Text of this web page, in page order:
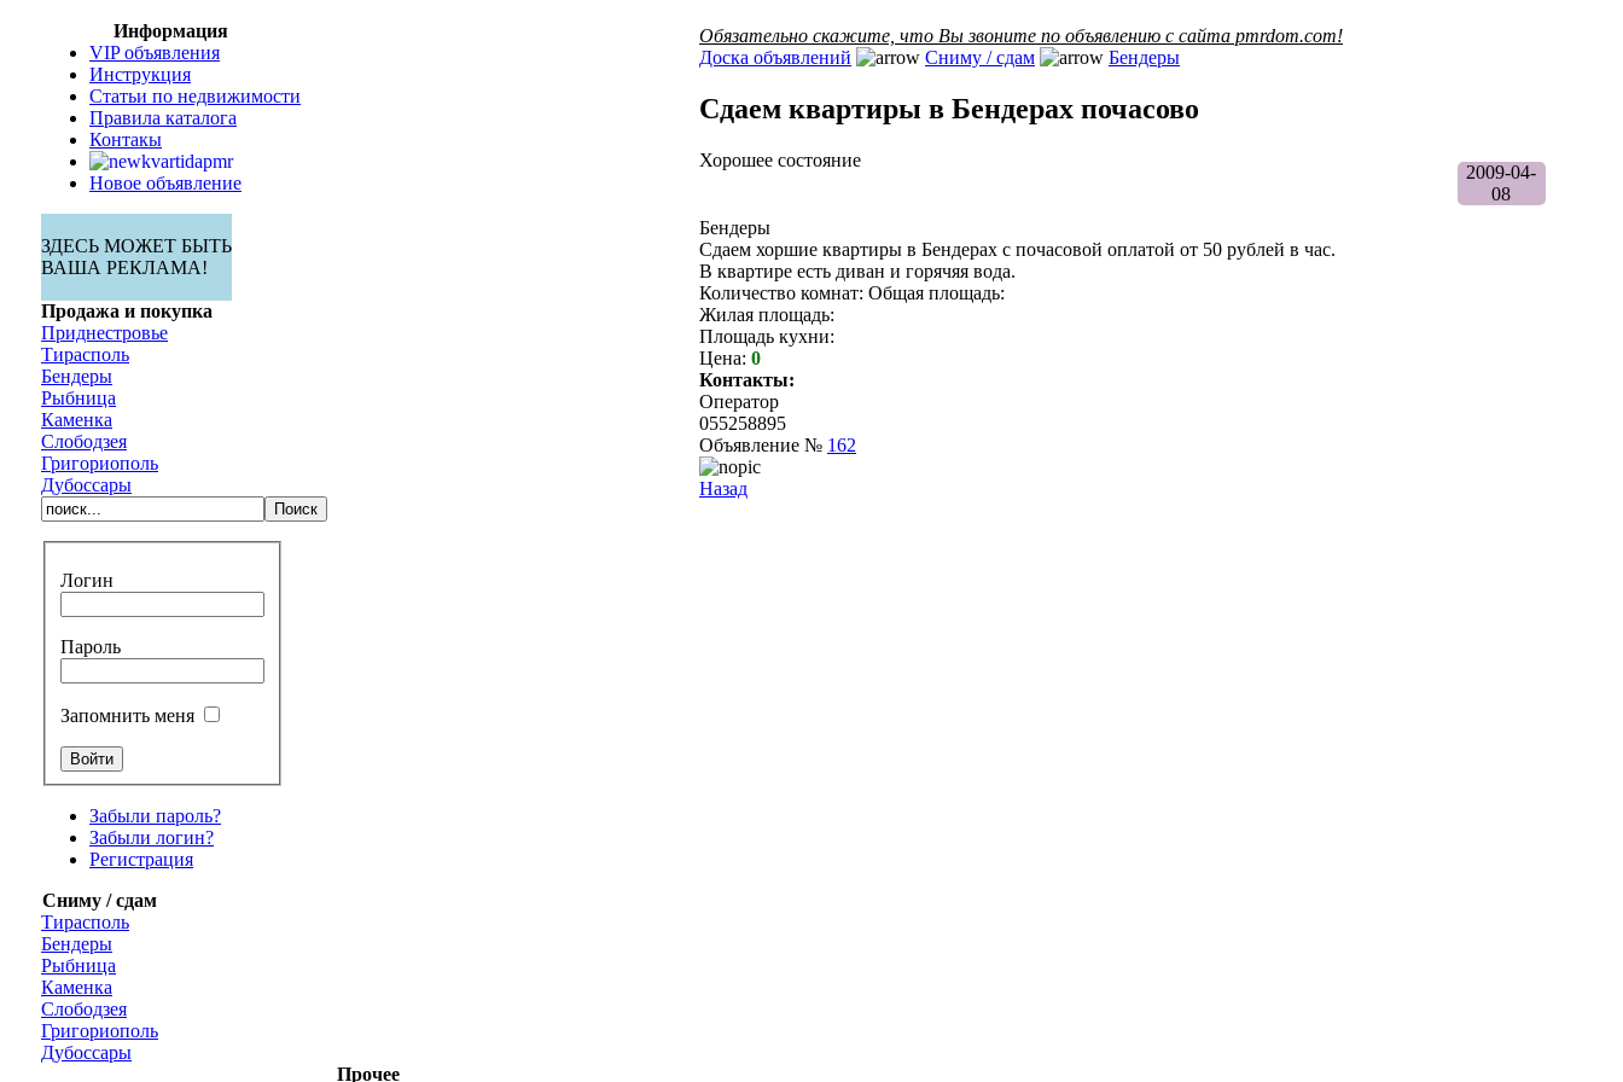
Информация
VIP объявления
Инструкция
Статьи по недвижимости
Правила каталога
Контакы
Новое объявление
ЗДЕСЬ МОЖЕТ БЫТЬ
ВАША РЕКЛАМА!
Продажа и покупка
Приднестровье
Тирасполь
Бендеры
Рыбница
Каменка
Слободзея
Григориополь
Дубоссары
Логин
Пароль
Запомнить меня
Забыли пароль?
Забыли логин?
Регистрация
Сниму / сдам
Тирасполь
Бендеры
Рыбница
Каменка
Слободзея
Григориополь
Дубоссары
Прочее
Обязательно скажите, что Вы звоните по объявлению с сайта pmrdom.com!
Доска объявлений
Сниму / сдам Бендеры
Сдаем квартиры в Бендерах почасово
Хорошее состояние
2009-04-
08
Бендеры
Сдаем хоршие квартиры в Бендерах с почасовой оплатой от 50 рублей в час.
В квартире есть диван и горячяя вода.
Количество комнат: Общая площадь:
Жилая площадь:
Площадь кухни:
Цена: 0
Контакты:
Оператор
055258895
Объявление № 162
Назад